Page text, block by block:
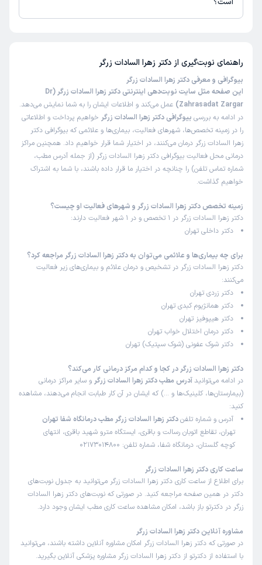
راهنمای نوبت‌گیری از دکتر زهرا السادات زرگر
بیوگرافی و معرفی دکتر زهرا السادات زرگر
این صفحه مثل سایت نوبت‌دهی اینترنتی دکتر زهرا السادات زرگر (Dr
Zahrasadat Zargar)
عمل می‌کند و اطلاعات ایشان را به شما نمایش می‌دهد.
در ادامه به بررسی بیوگرافی دکتر زهرا السادات زرگر خواهیم پرداخت و اطلاعاتی
را در زمینه تخصص‌ها، شهرهای فعالیت، بیماری‌ها و علائمی که بیوگرافی دکتر
زهرا السادات زرگر درمان می‌کنند، در اختیار شما قرار خواهیم داد. همچنین مراکز
درمانی محل فعالیت بیوگرافی دکتر زهرا السادات زرگر (از جمله آدرس مطب،
شماره تماس تلفن) را چنانچه در اختیار ما قرار داده باشند، با شما به اشتراک
خواهیم گذاشت.
زمینه تخصص دکتر زهرا السادات زرگر و شهرهای فعالیت او چیست؟
دکتر زهرا السادات زرگر در 1 تخصص و در 1 شهر فعالیت دارند:
دکتر داخلی تهران
برای چه بیماری‌ها و علائمی می‌توان به دکتر زهرا السادات زرگر مراجعه کرد؟
دکتر زهرا السادات زرگر در تشخیص و درمان علائم و بیماری‌های زیر فعالیت
می‌کنند:
دکتر زردی تهران
دکتر همانژیوم کبدی تهران
دکتر هیپوفیز تهران
دکتر درمان اختلال خواب تهران
دکتر شوک عفونی (شوک سپتیک) تهران
دکتر زهرا السادات زرگر در کجا و کدام مرکز درمانی کار می‌کند؟
در ادامه می‌توانید آدرس مطب دکتر زهرا السادات زرگر و سایر مراکز درمانی
(بیمارستان‌ها، کلینیک‌ها و …) که ایشان در آن کار طبابت انجام می‌دهند، مشاهده
کنید:
آدرس و شماره تلفندکتر زهرا السادات زرگر مطب درمانگاه شفا تهران
تهران، تقاطع اتوبان رسالت و باقری، ایستگاه مترو شهید باقری، انتهای
کوچه گلستان، درمانگاه شفا، شماره تلفن: 02173014800
ساعت کاری دکتر زهرا السادات زرگر
برای اطلاع از ساعت کاری دکتر زهرا السادات زرگر می‌توانید به جدول نوبت‌های
دکتر در همین صفحه مراجعه کنید. در صورتی که نوبت‌های دکتر زهرا السادات
زرگر در دکترتو باز باشد، امکان مشاهده ساعت کاری مطب ایشان وجود دارد.
مشاوره آنلاین دکتر زهرا السادات زرگر
در صورتی که دکتر زهرا السادات زرگر امکان مشاوره آنلاین داشته باشند، می‌توانید
با استفاده از دکترتو از دکتر زهرا السادات زرگر مشاوره پزشکی آنلاین بگیرید.